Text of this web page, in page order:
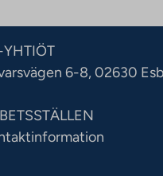
YHTIÖT
6-8, 02630